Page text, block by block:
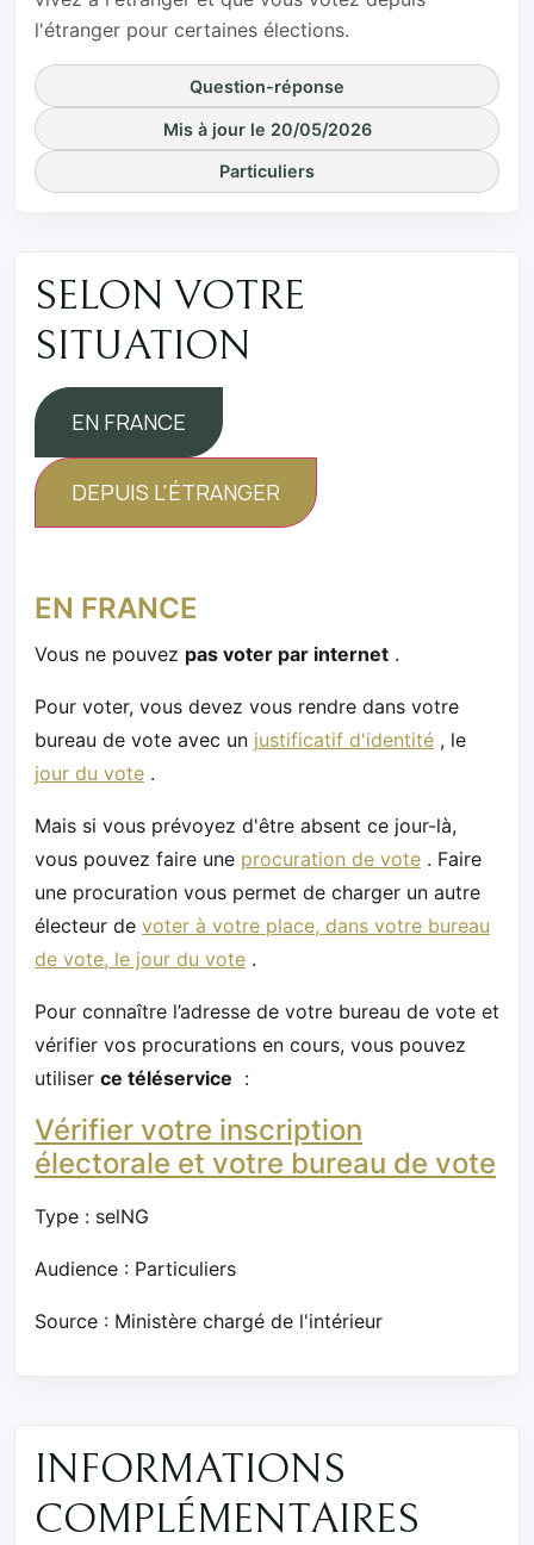
l'étranger pour certaines élections.
Question-réponse
Mis à jour le 20/05/2026
Particuliers
SELON VOTRE
SITUATION
EN FRANCE
DEPUIS L'ÉTRANGER
EN FRANCE
Vous ne pouvez pas voter par internet .
Pour voter, vous devez vous rendre dans votre
bureau de vote avec un justificatif d'identité , le
jour du vote .
Mais si vous prévoyez d'être absent ce jour-là,
vous pouvez faire une procuration de vote . Faire
une procuration vous permet de charger un autre
électeur de voter à votre place, dans votre bureau
de vote, le jour du vote .
Pour connaître l’adresse de votre bureau de vote et
vérifier vos procurations en cours, vous pouvez
utiliser ce téléservice :
Vérifier votre inscription
électorale et votre bureau de vote
Type : selNG
Audience : Particuliers
Source : Ministère chargé de l'intérieur
INFORMATIONS
COMPLÉMENTAIRES